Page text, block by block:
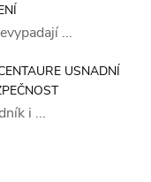
...
USNADNÍ
i ...